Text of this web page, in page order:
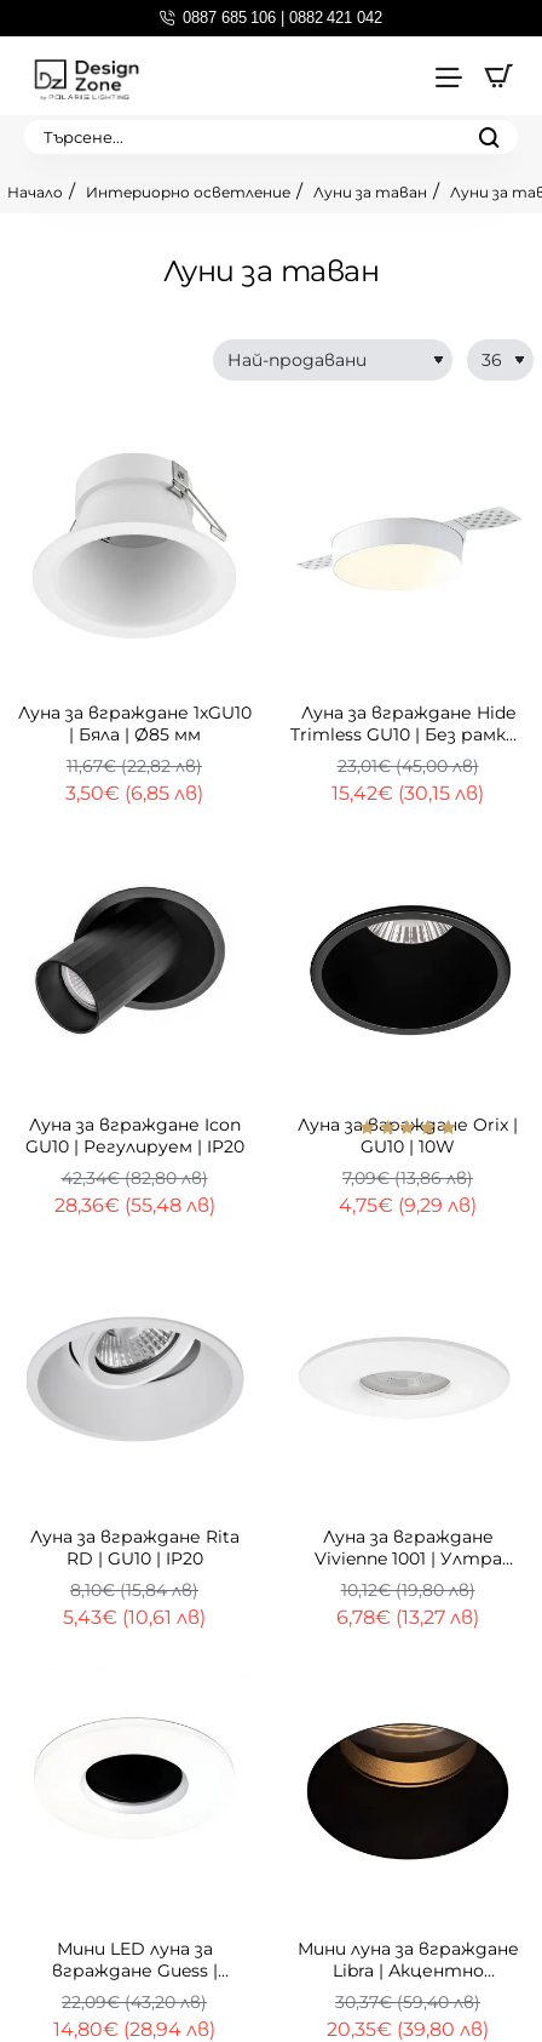
0887 685 106 | 0882 421 042
Търсене...
Луни за таван
Интериорно осветление Луни за таван Луни за
Луна за вграждане 1xGU10
| Бяла | Ø85 мм
3,50€ (6,85 лв)
11,67€ (22,82 лв)
Луна за вграждане Hide
Trimless GU10 | Без рамка |
Ø62 мм
15,42€ (30,15 лв)
23,01€ (45,00 лв)
Луна за вграждане Icon
GU10 | Регулируем | IP20
28,36€ (55,48 лв)
42,34€ (82,80 лв)
Луна за вграждане Orix |
GU10 | 10W
4,75€ (9,29 лв)
7,09€ (13,86 лв)
Луна за вграждане Rita
RD | GU10 | IP20
5,43€ (10,61 лв)
8,10€ (15,84 лв)
Луна за вграждане
Vivienne 1001 | Ултра
тънка | GU10
6,78€ (13,27 лв)
10,12€ (19,80 лв)
Мини LED луна за
вграждане Guess |
Aкцентно осветление |
3W | 3000K
14,80€ (28,94 лв)
22,09€ (43,20 лв)
Мини луна за вграждане
Libra | Акцентно
осветление | GU10
20,35€ (39,80 лв)
30,37€ (59,40 лв)